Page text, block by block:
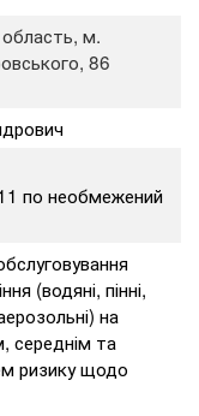
м.
86
по необмежений
(водяні, пінні,
на
середнім та
ризику щодо